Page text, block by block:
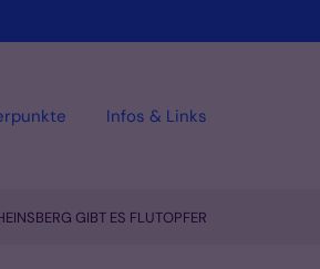
Infos & Links
GIBT ES FLUTOPFER